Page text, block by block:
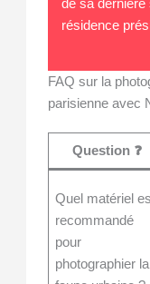
de sa
résidence
FAQ sur la
parisienne avec
Question ❓
Quel matériel
recommandé
pour
photographier la